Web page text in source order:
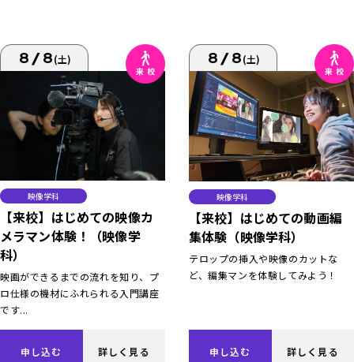
8/8(土)
映像学科
【来校】はじめての映像カ
メラマン体験！（映像学
科）
映画ができるまでの流れを知り、プ
ロ仕様の機材にふれられる入門講座
です...
申し込む 詳しく見る
8/8(土)
映像学科
【来校】はじめての動画編
集体験（映像学科）
テロップの挿入や映像のカットな
ど、編集マンを体験してみよう！
申し込む 詳しく見る